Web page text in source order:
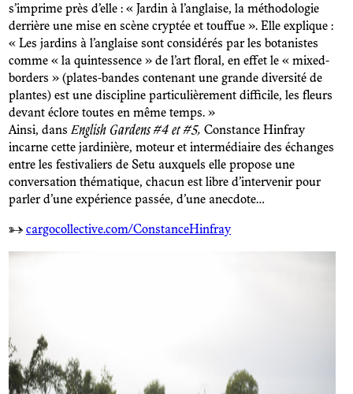
s’imprime près d’elle : « Jardin à l’anglaise, la méthodologie
derrière une mise en scène cryptée et touffue ». Elle explique :
« Les jardins à l’anglaise sont considérés par les botanistes
comme « la quintessence » de l’art floral, en effet le « mixed-
borders » (plates-bandes contenant une grande diversité de
plantes) est une discipline particulièrement difficile, les fleurs
devant éclore toutes en même temps. »
Ainsi, dansEnglish Gardens #4 et #5, Constance Hinfray
incarne cette jardinière, moteur et intermédiaire des échanges
entre les festivaliers de Setu auxquels elle propose une
conversation thématique, chacun est libre d’intervenir pour
parler d’une expérience passée, d’une anecdote…
→ cargocollective.com/ConstanceHinfray